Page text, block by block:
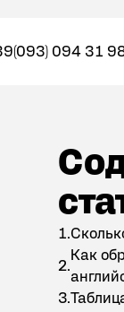
(093) 094 31
Как